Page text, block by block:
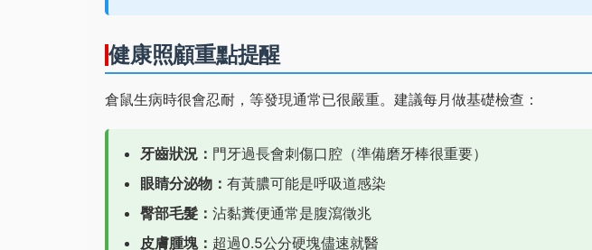
健康照顧重點提醒
倉鼠生病時很會忍耐，等發現通常已很嚴重。建議每月做基礎檢查：
牙齒狀況： 門牙過長會刺傷口腔（準備磨牙棒很重要）
眼睛分泌物： 有黃膿可能是呼吸道感染
臀部毛髮： 沾黏糞便通常是腹瀉徵兆
皮膚腫塊： 超過0.5公分硬塊儘速就醫